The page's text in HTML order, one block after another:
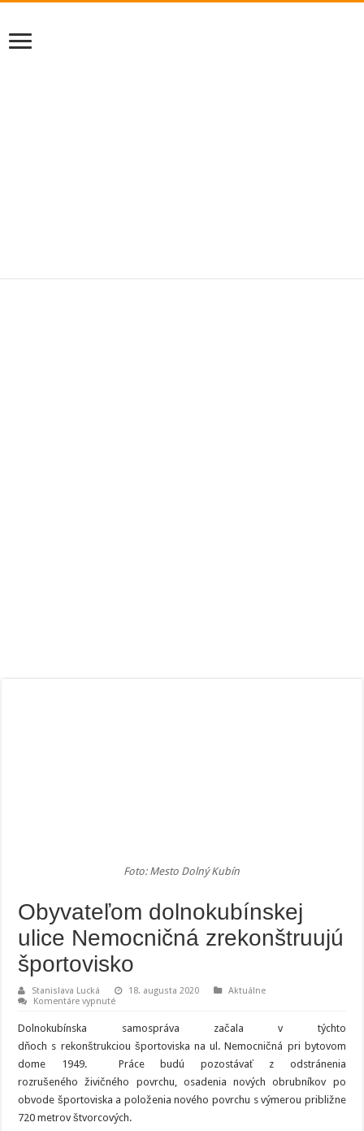
Foto: Mesto Dolný Kubín
Obyvateľom dolnokubínskej
ulice Nemocničná zrekonštruujú
športovisko
Stanislava Lucká 18. augusta 2020
Aktuálne
Komentáre vypnuténa
dolnokubínskej
ulice
Nemocničná
zrekonštruujú
športovisko
Dolnokubínska samospráva začala v týchto
dňoch s rekonštrukciou športoviska na ul. Nemocničná pri bytovom
dome 1949. Práce budú pozostávať z odstránenia
rozrušeného živičného povrchu, osadenia nových obrubníkov po
obvode športoviska a položenia nového povrchu s výmerou približne
720 metrov štvorcových.